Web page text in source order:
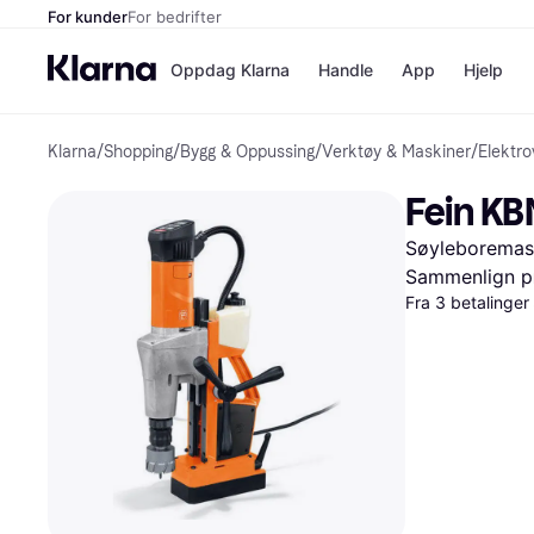
For kunderFor bedrifter
Oppdag Klarna
Betal nå
Betal i 3 deler
Betal innen
Finansiering
Vipps
Handle
Butikker
App Hjelp
Klarna/Shopping/Bygg & Oppussing/Verktøy & Maskiner/
Fein
Sammenlign
Fra 3 betalinger